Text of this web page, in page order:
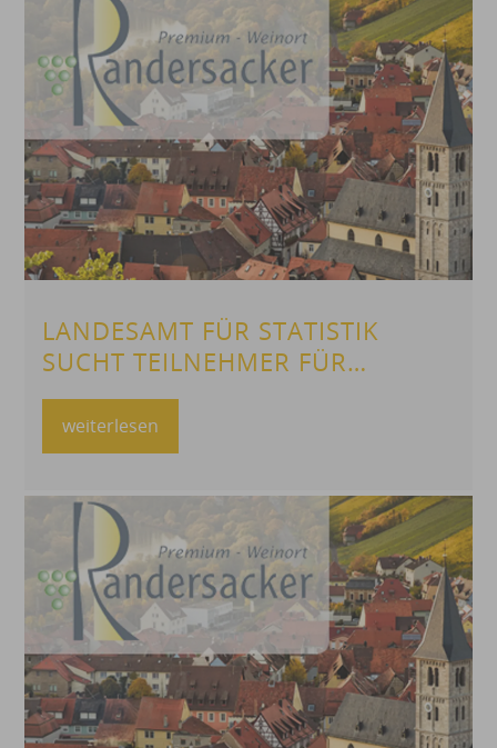
LANDESAMT FÜR STATISTIK
SUCHT TEILNEHMER FÜR
BEFRAGUNG
weiterlesen